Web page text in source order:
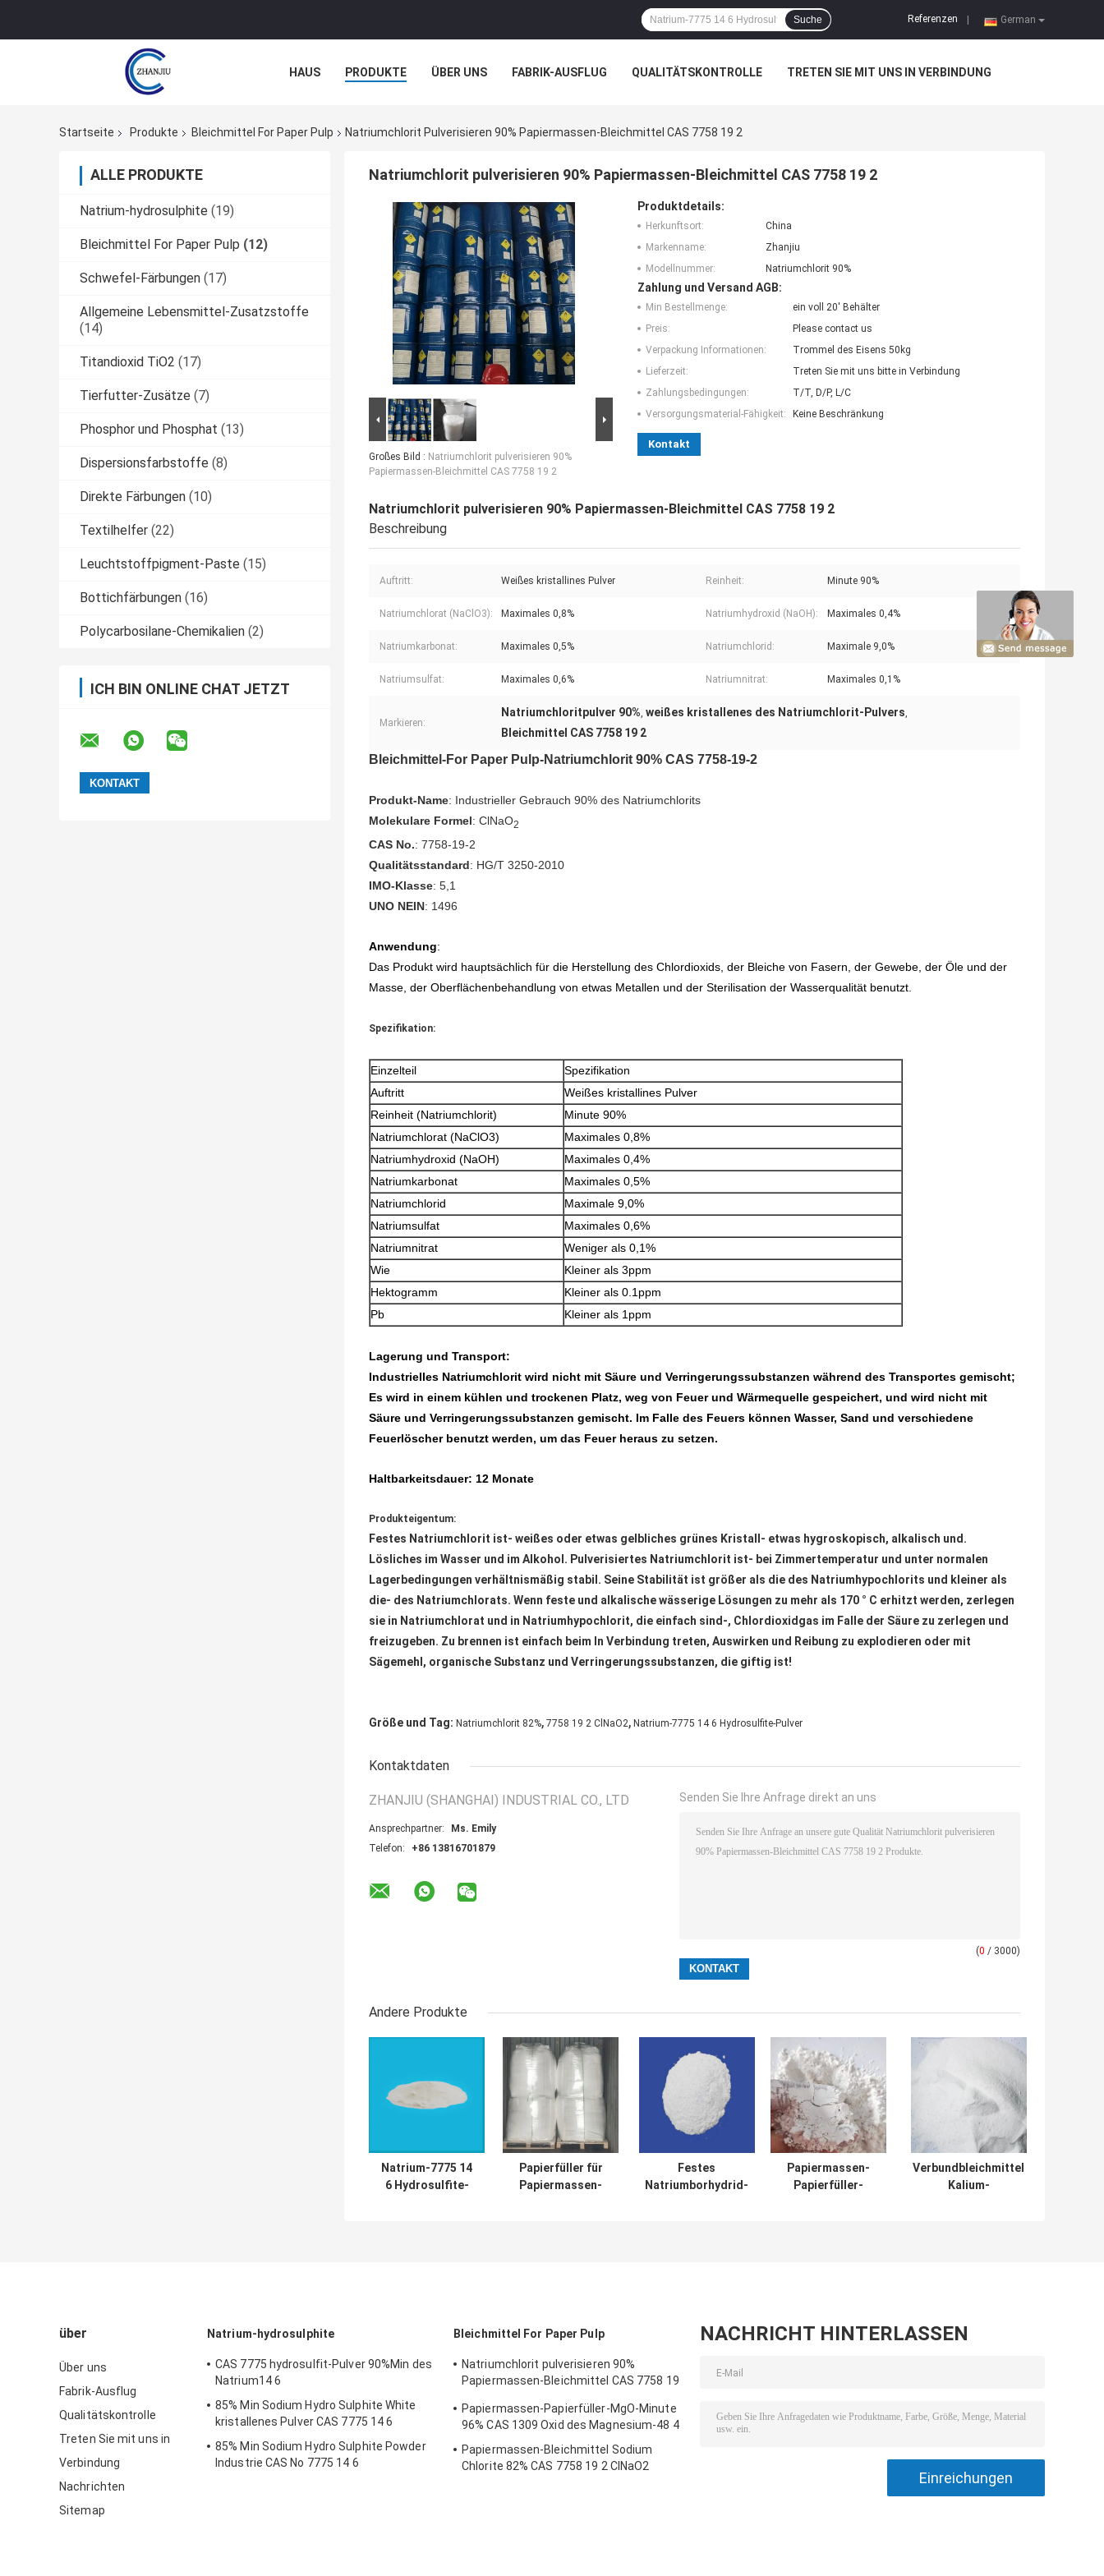
German
Referenzen
Suche
HAUS PRODUKTE ÜBER UNS FABRIK-AUSFLUG QUALITÄTSKONTROLLE TRETEN SIE MIT UNS IN VERBINDUNG
Startseite
Produkte Bleichmittel For Paper Pulp Natriumchlorit Pulverisieren 90% Papiermassen-Bleichmittel CAS 7758 19 2
ALLE PRODUKTE
Natrium-hydrosulphite (19)
Bleichmittel For Paper Pulp (12)
Schwefel-Färbungen (17)
Allgemeine Lebensmittel-Zusatzstoffe
(14)
Titandioxid TiO2 (17)
Tierfutter-Zusätze (7)
Phosphor und Phosphat (13)
Dispersionsfarbstoffe (8)
Direkte Färbungen (10)
Textilhelfer (22)
Leuchtstoffpigment-Paste (15)
Bottichfärbungen (16)
Polycarbosilane-Chemikalien (2)
ICH BIN ONLINE CHAT JETZT
Natriumchlorit pulverisieren 90% Papiermassen-Bleichmittel CAS 7758 19 2
Großes Bild : Natriumchlorit pulverisieren 90%
Papiermassen-Bleichmittel CAS 7758 19 2
Produktdetails:
Herkunftsort:
China
Markenname:
Zhanjiu
Modellnummer:
Natriumchlorit 90%
Zahlung und Versand AGB:
Min Bestellmenge:
ein voll 20' Behälter
Preis:
Please contact us
Verpackung Informationen:
Trommel des Eisens 50kg
Lieferzeit:
Treten Sie mit uns bitte in Verbindung
Zahlungsbedingungen:
T/T, D/P, L/C
Versorgungsmaterial-Fähigkeit:
Keine Beschränkung
Kontakt
Natriumchlorit pulverisieren 90% Papiermassen-Bleichmittel CAS 7758 19 2
Beschreibung
Auftritt: Weißes kristallines Pulver Reinheit: Minute 90%
Natriumchlorat (NaClO3): Maximales 0,8% Natriumhydroxid (NaOH): Maximales 0,4%
Natriumkarbonat: Maximales 0,5% Natriumchlorid: Maximale 9,0%
Natriumsulfat: Maximales 0,6% Natriumnitrat: Maximales 0,1%
Markieren:
Natriumchloritpulver 90%, weißes kristallenes des Natriumchlorit-Pulvers,
Bleichmittel CAS 7758 19 2
Bleichmittel-For Paper Pulp-Natriumchlorit 90% CAS 7758-19-2
Produkt-Name: Industrieller Gebrauch 90% des Natriumchlorits
Molekulare Formel: ClNaO2
CAS No.: 7758-19-2
Qualitätsstandard: HG/T 3250-2010
IMO-Klasse: 5,1
UNO NEIN: 1496
Anwendung:
Das Produkt wird hauptsächlich für die Herstellung des Chlordioxids, der Bleiche von Fasern, der Gewebe, der Öle und der
Masse, der Oberflächenbehandlung von etwas Metallen und der Sterilisation der Wasserqualität benutzt.
Spezifikation:
Einzelteil
Spezifikation
Auftritt
Weißes kristallines Pulver
Reinheit (Natriumchlorit)
Minute 90%
Natriumchlorat (NaClO3)
Maximales 0,8%
Natriumhydroxid (NaOH)
Maximales 0,4%
Natriumkarbonat
Maximales 0,5%
Natriumchlorid
Maximale 9,0%
Natriumsulfat
Maximales 0,6%
Natriumnitrat
Weniger als 0,1%
Wie
Kleiner als 3ppm
Hektogramm
Kleiner als 0.1ppm
Pb
Kleiner als 1ppm
Lagerung und Transport:
Industrielles Natriumchlorit wird nicht mit Säure und Verringerungssubstanzen während des Transportes gemischt;
Es wird in einem kühlen und trockenen Platz, weg von Feuer und Wärmequelle gespeichert, und wird nicht mit
Säure und Verringerungssubstanzen gemischt. Im Falle des Feuers können Wasser, Sand und verschiedene
Feuerlöscher benutzt werden, um das Feuer heraus zu setzen.
Haltbarkeitsdauer: 12 Monate
Produkteigentum:
Festes Natriumchlorit ist- weißes oder etwas gelbliches grünes Kristall- etwas hygroskopisch, alkalisch und.
Lösliches im Wasser und im Alkohol. Pulverisiertes Natriumchlorit ist- bei Zimmertemperatur und unter normalen
Lagerbedingungen verhältnismäßig stabil. Seine Stabilität ist größer als die des Natriumhypochlorits und kleiner als
die- des Natriumchlorats. Wenn feste und alkalische wässerige Lösungen zu mehr als 170 ° C erhitzt werden, zerlegen
sie in Natriumchlorat und in Natriumhypochlorit, die einfach sind-, Chlordioxidgas im Falle der Säure zu zerlegen und
freizugeben. Zu brennen ist einfach beim In Verbindung treten, Auswirken und Reibung zu explodieren oder mit
Sägemehl, organische Substanz und Verringerungssubstanzen, die giftig ist!
Größe und Tag: Natriumchlorit 82%, 7758 19 2 ClNaO2, Natrium-7775 14 6 Hydrosulfite-Pulver
Kontaktdaten
ZHANJIU (SHANGHAI) INDUSTRIAL CO., LTD
Ansprechpartner:
Ms. Emily
Telefon:
+86 13816701879
Senden Sie Ihre Anfrage direkt an uns
(0 / 3000)
Andere Produkte
Natrium-7775 14
6 Hydrosulfite-
Papierfüller für
Papiermassen-
Festes
Natriumborhydrid-
Papiermassen-
Papierfüller-
Verbundbleichmittel
Kalium-
über
Über uns
Fabrik-Ausflug
Qualitätskontrolle
Treten Sie mit uns in
Verbindung
Nachrichten
Sitemap
Natrium-hydrosulphite
CAS 7775 hydrosulfit-Pulver 90%Min des
Natrium14 6
85% Min Sodium Hydro Sulphite White
kristallenes Pulver CAS 7775 14 6
85% Min Sodium Hydro Sulphite Powder
Industrie CAS No 7775 14 6
Bleichmittel For Paper Pulp
Natriumchlorit pulverisieren 90%
Papiermassen-Bleichmittel CAS 7758 19
Papiermassen-Papierfüller-MgO-Minute
96% CAS 1309 Oxid des Magnesium-48 4
Papiermassen-Bleichmittel Sodium
Chlorite 82% CAS 7758 19 2 ClNaO2
NACHRICHT HINTERLASSEN